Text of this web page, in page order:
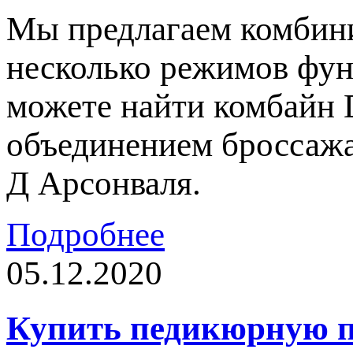
Мы предлагаем
несколько режимов
можете найти комбайн
объединением
Д Арсонваля.
Подробнее
05.12.2020
Купить педикюрную